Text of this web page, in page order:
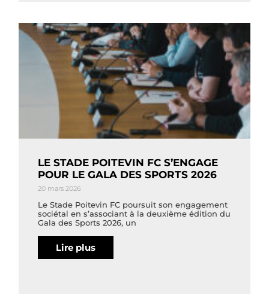
LE STADE POITEVIN FC S’ENGAGE
POUR LE GALA DES SPORTS 2026
20 mars 2026
Le Stade Poitevin FC poursuit son engagement
sociétal en s’associant à la deuxième édition du
Gala des Sports 2026, un
Lire plus